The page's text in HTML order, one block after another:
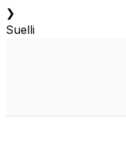
❯
Suelli